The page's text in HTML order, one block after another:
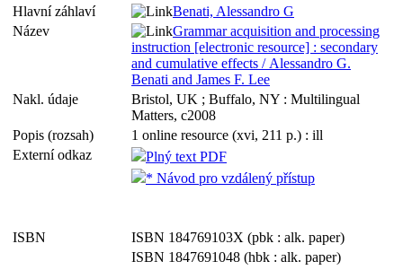
Hlavní záhlaví
Benati, Alessandro G
Název
Grammar acquisition and processing
instruction [electronic resource] : secondary
and cumulative effects / Alessandro G.
Benati and James F. Lee
Nakl. údaje
Bristol, UK ; Buffalo, NY : Multilingual
Matters, c2008
Popis (rozsah)
1 online resource (xvi, 211 p.) : ill
Externí odkaz
Plný text PDF
* Návod pro vzdálený přístup
ISBN
ISBN 184769103X (pbk : alk. paper)
ISBN 1847691048 (hbk : alk. paper)